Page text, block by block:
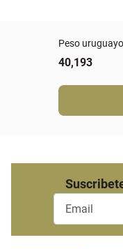
Peso uruguayo
40,193